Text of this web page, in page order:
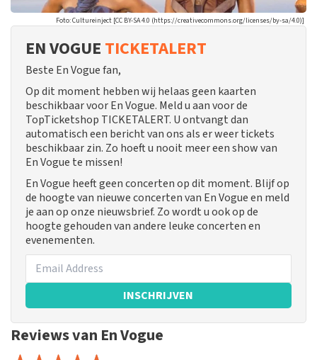
Foto: Cultureinject [CC BY-SA 4.0 (https://creativecommons.org/licenses/by-sa/4.0)]
EN VOGUE TICKETALERT
Beste En Vogue fan,
Op dit moment hebben wij helaas geen kaarten
beschikbaar voor En Vogue. Meld u aan voor de
TopTicketshop TICKETALERT. U ontvangt dan
automatisch een bericht van ons als er weer tickets
beschikbaar zin. Zo hoeft u nooit meer een show van
En Vogue te missen!
En Vogue heeft geen concerten op dit moment. Blijf op
de hoogte van nieuwe concerten van En Vogue en meld
je aan op onze nieuwsbrief. Zo wordt u ook op de
hoogte gehouden van andere leuke concerten en
evenementen.
INSCHRIJVEN
Reviews van En Vogue